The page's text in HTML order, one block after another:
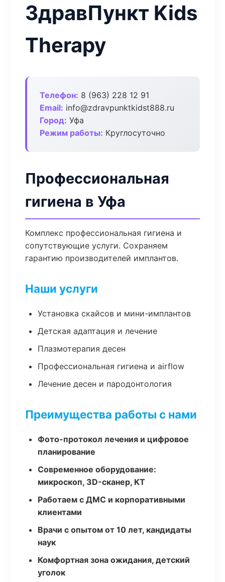
ЗдравПункт Kids
Therapy
Телефон: 8 (963) 228 12 91
Email: info@zdravpunktkidst888.ru
Город: Уфа
Режим работы: Круглосуточно
Профессиональная
гигиена в Уфа
Комплекс профессиональная гигиена и
сопутствующие услуги. Сохраняем
гарантию производителей имплантов.
Наши услуги
Установка скайсов и мини-имплантов
Детская адаптация и лечение
Плазмотерапия десен
Профессиональная гигиена и airflow
Лечение десен и пародонтология
Преимущества работы с нами
Фото-протокол лечения и цифровое
планирование
Современное оборудование:
микроскоп, 3D-сканер, КТ
Работаем с ДМС и корпоративными
клиентами
Врачи с опытом от 10 лет, кандидаты
наук
Комфортная зона ожидания, детский
уголок